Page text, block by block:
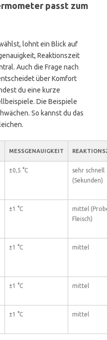
passt zum
lohnt ein Blick auf
Reaktionszeit
Auch die Frage nach
über Komfort
du eine kurze
Die Beispiele
So kannst du das
MESSGENAUIGKEIT
±0,5 °C
sehr schnell
(Sekunden)
±1 °C
mittel
Fleisch)
±1 °C mittel
±1 °C mittel
±1 °C mittel